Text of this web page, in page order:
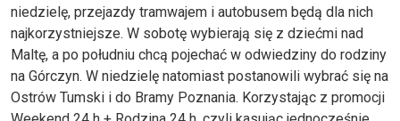
niedzielę, przejazdy tramwajem i autobusem będą dla nich
najkorzystniejsze. W sobotę wybierają się z dziećmi nad
Maltę, a po południu chcą pojechać w odwiedziny do rodziny
na Górczyn. W niedzielę natomiast postanowili wybrać się na
Ostrów Tumski i do Bramy Poznania. Korzystając z promocji